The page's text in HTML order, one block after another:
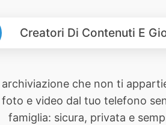
Creatori Di Contenuti E
che non ti
e video dal tuo telefono
famiglia: sicura, privata e